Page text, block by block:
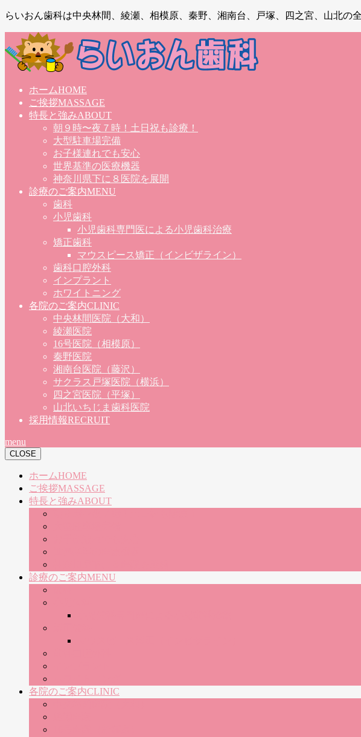
らいおん歯科は中央林間、綾瀬、相模原、秦野、湘南台、戸塚、四之宮、山北の
ホームHOME
ご挨拶MASSAGE
特長と強みABOUT
朝９時〜夜７時！土日祝も診療！
大型駐車場完備
お子様連れでも安心
世界基準の医療機器
神奈川県下に８医院を展開
診療のご案内MENU
歯科
小児歯科
小児歯科専門医による小児歯科治療
矯正歯科
マウスピース矯正（インビザライン）
歯科口腔外科
インプラント
ホワイトニング
各院のご案内CLINIC
中央林間医院（大和）
綾瀬医院
16号医院（相模原）
秦野医院
湘南台医院（藤沢）
サクラス戸塚医院（横浜）
四之宮医院（平塚）
山北いちじま歯科医院
採用情報RECRUIT
menu
CLOSE
ホームHOME
ご挨拶MASSAGE
特長と強みABOUT
診療のご案内MENU
各院のご案内CLINIC